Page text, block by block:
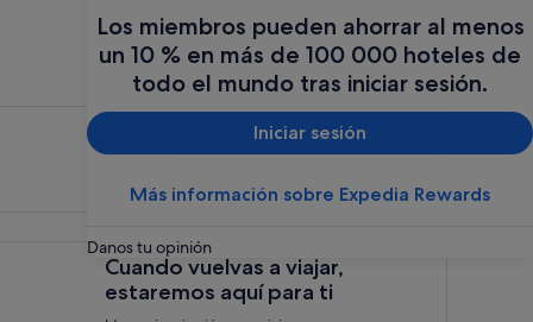
Los miembros pueden ahorrar al menos
un 10 % en más de 100 000 hoteles de
todo el mundo tras iniciar sesión.
Iniciar sesión
Más información sobre Expedia Rewards
Danos tu opinión
Tenemos ofertas de última hora
para ti
Descubre tu próxima escapada.
ofertas de &uacute;ltima hora para ti, <span
Cuando vuelvas a viajar,
estaremos aquí para ti
vuelvas a viajar, estaremos aqu&iacute; para ti, Ideas e